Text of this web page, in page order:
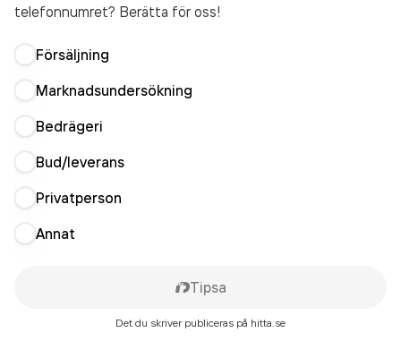
telefonnumret? Berätta för oss!
Försäljning
Marknadsundersökning
Bedrägeri
Bud/leverans
Privatperson
Annat
Tipsa
Det du skriver publiceras på hitta.se